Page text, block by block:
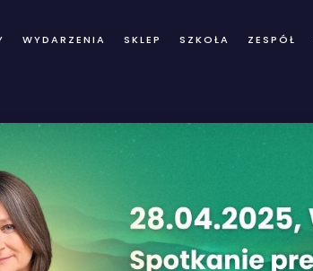
WYDARZENIA SKLEP SZKOŁA ZESPÓŁ